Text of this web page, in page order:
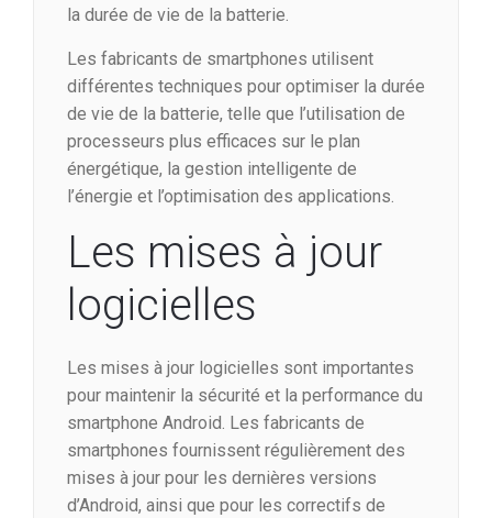
la durée de vie de la batterie.
Les fabricants de smartphones utilisent
différentes techniques pour optimiser la durée
de vie de la batterie, telle que l’utilisation de
processeurs plus efficaces sur le plan
énergétique, la gestion intelligente de
l’énergie et l’optimisation des applications.
Les mises à jour
logicielles
Les mises à jour logicielles sont importantes
pour maintenir la sécurité et la performance du
smartphone Android. Les fabricants de
smartphones fournissent régulièrement des
mises à jour pour les dernières versions
d’Android, ainsi que pour les correctifs de